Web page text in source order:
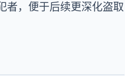
者，便于后续更深化盗取